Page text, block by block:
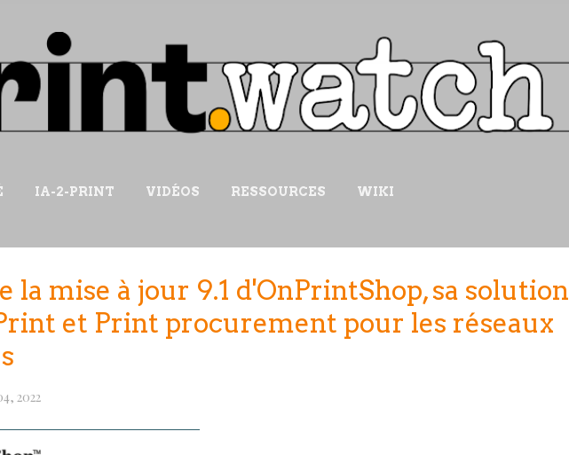
IA-2-PRINT VIDÉOS RESSOURCES WIKI
la mise à jour 9.1 d'OnPrintShop, sa solution
et Print procurement pour les réseaux
2022